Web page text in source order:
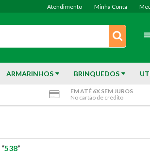
Atendimento Minha Conta
ARMARINHOS BRINQUEDOS
EM ATÉ 6X SEM JUROS
No cartão de crédito
538